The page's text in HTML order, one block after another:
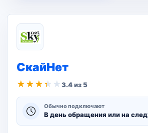
СкайНет
★ ★ ★ ★ ★3.4 из 5
Обычно подключают
В день обращения или на